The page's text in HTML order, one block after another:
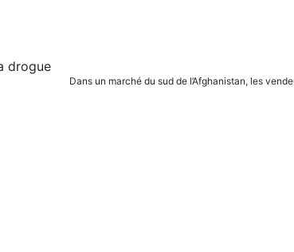
Dans un marché du sud de l’Afghanistan, les